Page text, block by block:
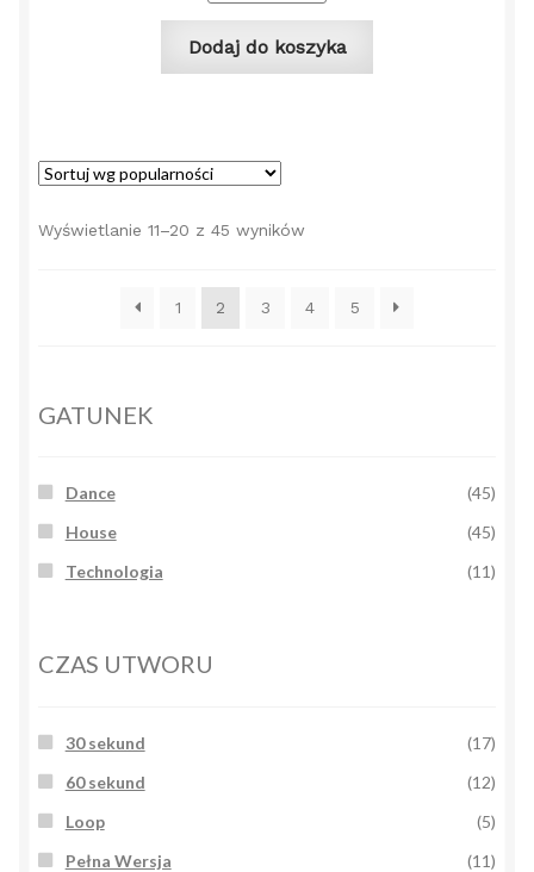
Dodaj do koszyka
Wyświetlanie 11–20 z 45 wyników
1
2 3 4 5
GATUNEK
Dance
(45)
House
(45)
Technologia
(11)
CZAS UTWORU
30 sekund
(17)
60 sekund
(12)
Loop
(5)
Pełna Wersja
(11)